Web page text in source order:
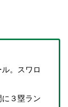
。スワロ
３塁ラン